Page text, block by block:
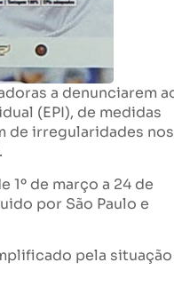
a denunciarem
(EPI), de medidas
de irregularidades nos
1º de março a 24 de
por São Paulo e
pela situação